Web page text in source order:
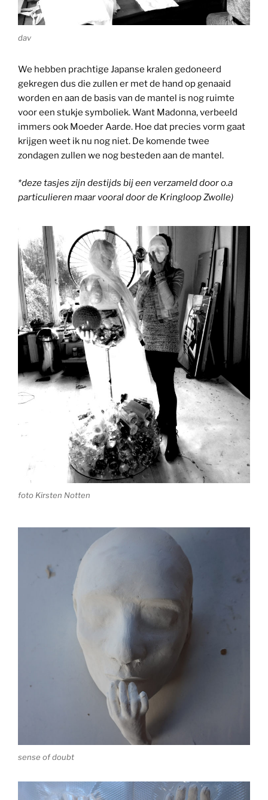
dav
We hebben prachtige Japanse kralen gedoneerd
gekregen dus die zullen er met de hand op genaaid
worden en aan de basis van de mantel is nog ruimte
voor een stukje symboliek. Want Madonna, verbeeld
immers ook Moeder Aarde. Hoe dat precies vorm gaat
krijgen weet ik nu nog niet. De komende twee
zondagen zullen we nog besteden aan de mantel.
*deze tasjes zijn destijds bij een verzameld door o.a
particulieren maar vooral door de Kringloop Zwolle)
foto Kirsten Notten
sense of doubt